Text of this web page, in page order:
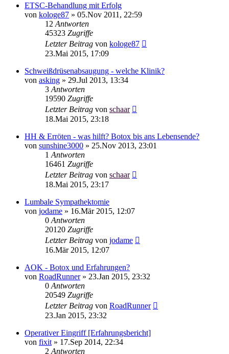
ETSC-Behandlung mit Erfolg
von kologe87 » 05.Nov 2011, 22:59
12 Antworten
45323 Zugriffe
Letzter Beitrag von kologe87
23.Mai 2015, 17:09
Schweißdrüsenabsaugung - welche Klinik?
von asking » 29.Jul 2013, 13:34
3 Antworten
19590 Zugriffe
Letzter Beitrag von schaar
18.Mai 2015, 23:18
HH & Erröten - was hilft? Botox bis ans Lebensende?
von sunshine3000 » 25.Nov 2013, 23:01
1 Antworten
16461 Zugriffe
Letzter Beitrag von schaar
18.Mai 2015, 23:17
Lumbale Sympathektomie
von jodame » 16.Mär 2015, 12:07
0 Antworten
20120 Zugriffe
Letzter Beitrag von jodame
16.Mär 2015, 12:07
AOK - Botox und Erfahrungen?
von RoadRunner» 23.Jan 2015, 23:32
0 Antworten
20549 Zugriffe
Letzter Beitrag von RoadRunner
23.Jan 2015, 23:32
Operativer Eingriff [Erfahrungsbericht]
von fixit » 17.Sep 2014, 22:34
2 Antworten